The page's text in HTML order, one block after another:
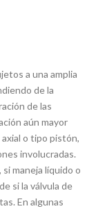
a una amplia
de la
de las
aún mayor
o tipo pistón,
involucradas.
si maneja líquido o
si la válvula de
En algunas